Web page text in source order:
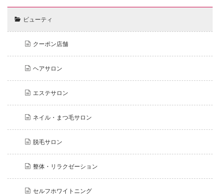
ビューティ
クーポン店舗
ヘアサロン
エステサロン
ネイル・まつ毛サロン
脱毛サロン
整体・リラクゼーション
セルフホワイトニング